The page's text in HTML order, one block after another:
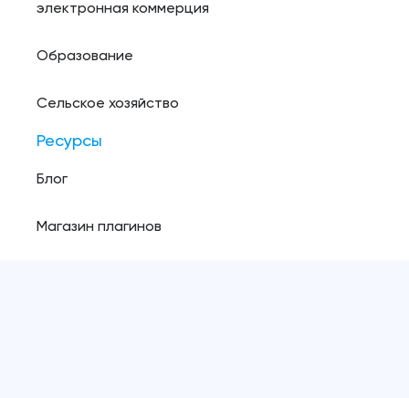
электронная коммерция
Образование
Сельское хозяйство
Ресурсы
Блог
Магазин плагинов